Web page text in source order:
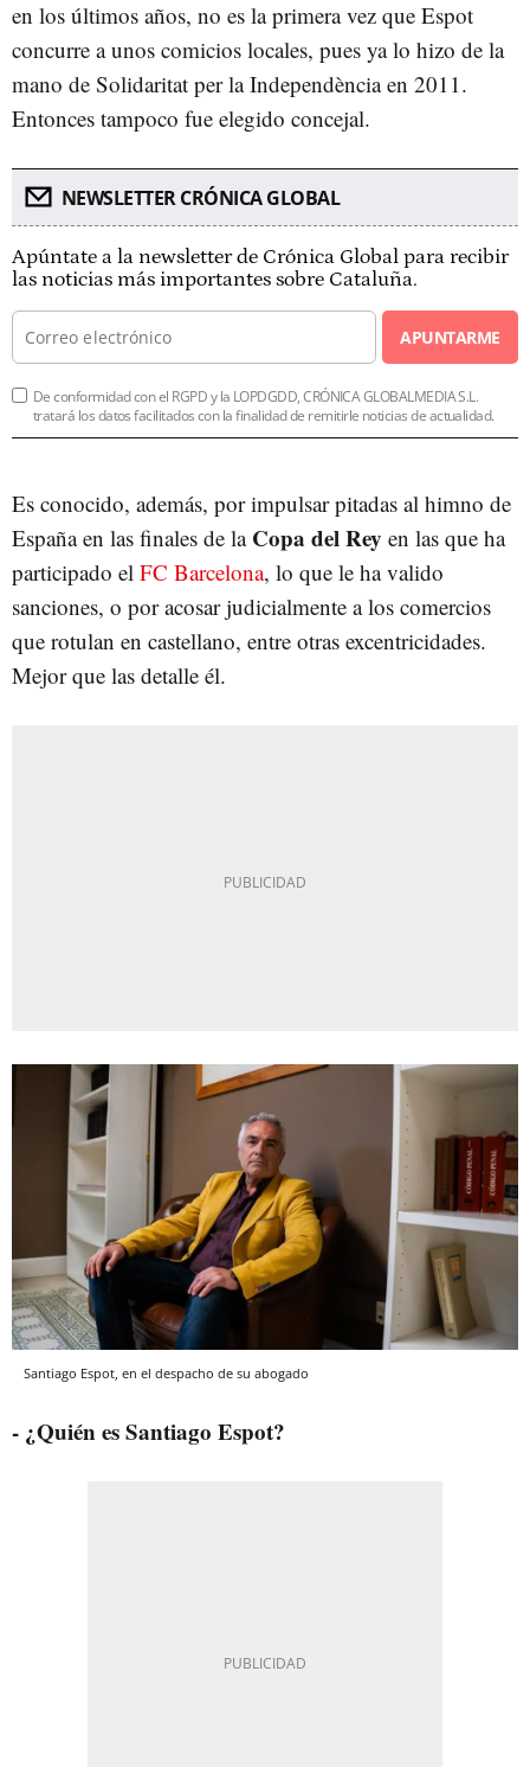
en los últimos años, no es la primera vez que Espot
concurre a unos comicios locales, pues ya lo hizo de la
mano de Solidaritat per la Independència en 2011.
Entonces tampoco fue elegido concejal.
NEWSLETTER CRÓNICA GLOBAL
Apúntate a la newsletter de Crónica Global para recibir
las noticias más importantes sobre Cataluña.
APUNTARME
De conformidad con el RGPD y la LOPDGDD, CRÓNICA GLOBALMEDIA S.L.
tratará los datos facilitados con la finalidad de remitirle noticias de actualidad.
Es conocido, además, por impulsar pitadas al himno de
España en las finales de la Copa del Rey en las que ha
participado el FC Barcelona, lo que le ha valido
sanciones, o por acosar judicialmente a los comercios
que rotulan en castellano, entre otras excentricidades.
Mejor que las detalle él.
Santiago Espot, en el despacho de su abogado
- ¿Quién es Santiago Espot?